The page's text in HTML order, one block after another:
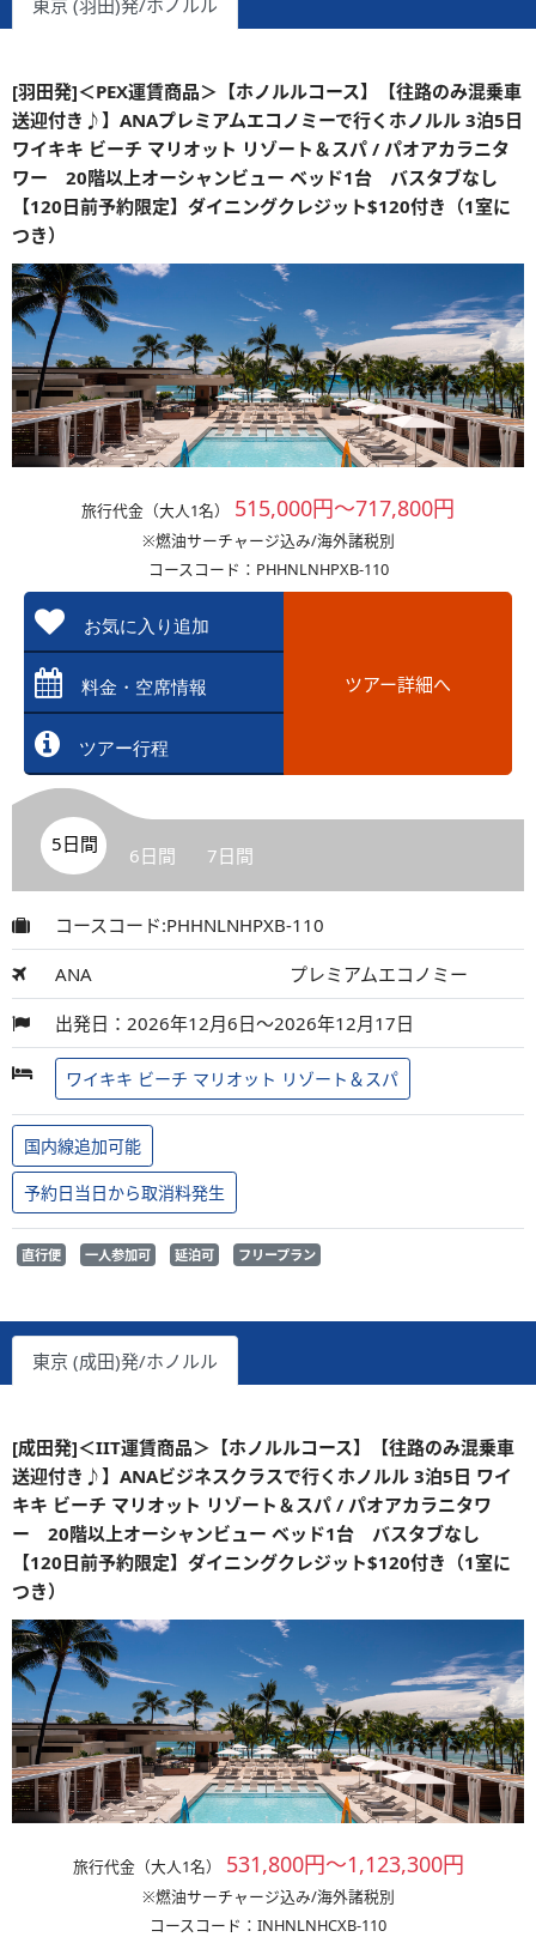
東京 (羽田)発/ホノルル
[羽田発]＜PEX運賃商品＞【ホノルルコース】【往路のみ混乗車
送迎付き♪】ANAプレミアムエコノミーで行くホノルル 3泊5日
ワイキキ ビーチ マリオット リゾート＆スパ / パオアカラニタ
ワー 20階以上オーシャンビュー ベッド1台 バスタブなし
【120日前予約限定】ダイニングクレジット$120付き（1室に
つき）
旅行代金（大人1名） 515,000円～717,800円
※燃油サーチャージ込み/海外諸税別
コースコード：PHHNLNHPXB-110
お気に入り追加
料金・空席情報
ツアー行程
ツアー詳細へ
5日間 6日間 7日間
コースコード:PHHNLNHPXB-110
ANA プレミアムエコノミー
出発日：2026年12月6日～2026年12月17日
ワイキキ ビーチ マリオット リゾート＆スパ
国内線追加可能
予約日当日から取消料発生
直行便 一人参加可 延泊可 フリープラン
東京 (成田)発/ホノルル
[成田発]＜IIT運賃商品＞【ホノルルコース】【往路のみ混乗車
送迎付き♪】ANAビジネスクラスで行くホノルル 3泊5日 ワイ
キキ ビーチ マリオット リゾート＆スパ / パオアカラニタワ
ー 20階以上オーシャンビュー ベッド1台 バスタブなし
【120日前予約限定】ダイニングクレジット$120付き（1室に
つき）
旅行代金（大人1名） 531,800円～1,123,300円
※燃油サーチャージ込み/海外諸税別
コースコード：INHNLNHCXB-110